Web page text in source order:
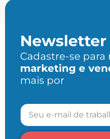
Newsletter
Cadastre-se para
marketing e
mais por